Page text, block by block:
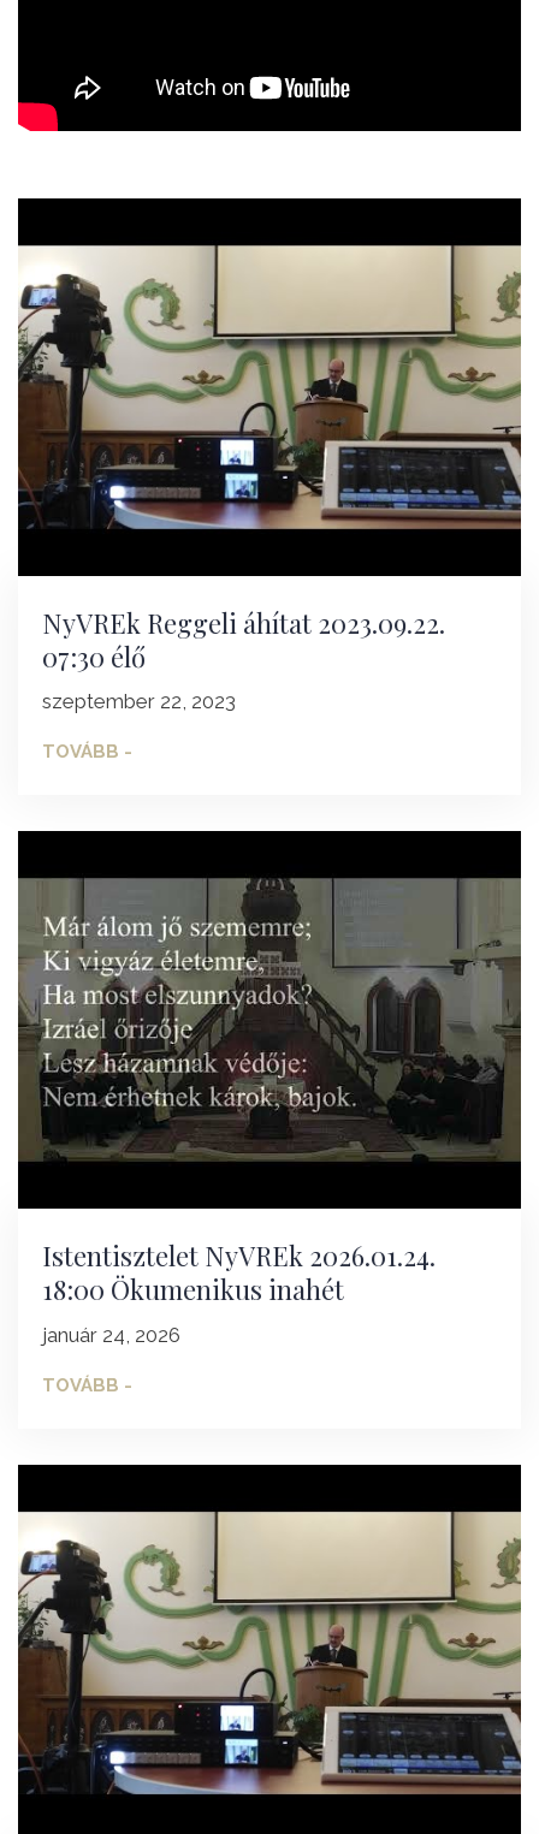
NyVREk Reggeli áhítat 2023.09.22.
07:30 élő
szeptember 22, 2023
TOVÁBB -
Istentisztelet NyVREk 2026.01.24.
18:00 Ökumenikus inahét
január 24, 2026
TOVÁBB -